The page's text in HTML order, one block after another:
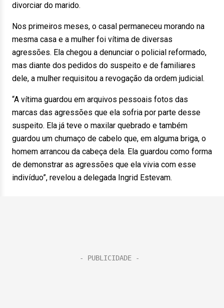
divorciar do marido.
Nos primeiros meses, o casal permaneceu morando na
mesma casa e a mulher foi vítima de diversas
agressões. Ela chegou a denunciar o policial reformado,
mas diante dos pedidos do suspeito e de familiares
dele, a mulher requisitou a revogação da ordem judicial.
“A vítima guardou em arquivos pessoais fotos das
marcas das agressões que ela sofria por parte desse
suspeito. Ela já teve o maxilar quebrado e também
guardou um chumaço de cabelo que, em alguma briga, o
homem arrancou da cabeça dela. Ela guardou como forma
de demonstrar as agressões que ela vivia com esse
indivíduo”, revelou a delegada Ingrid Estevam.